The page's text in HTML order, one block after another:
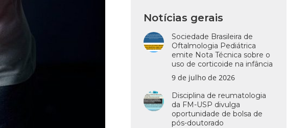
Notícias gerais
Sociedade Brasileira de
Oftalmologia Pediátrica
emite Nota Técnica sobre o
uso de corticoide na infância
9 de julho de 2026
Disciplina de reumatologia
da FM-USP divulga
oportunidade de bolsa de
pós-doutorado